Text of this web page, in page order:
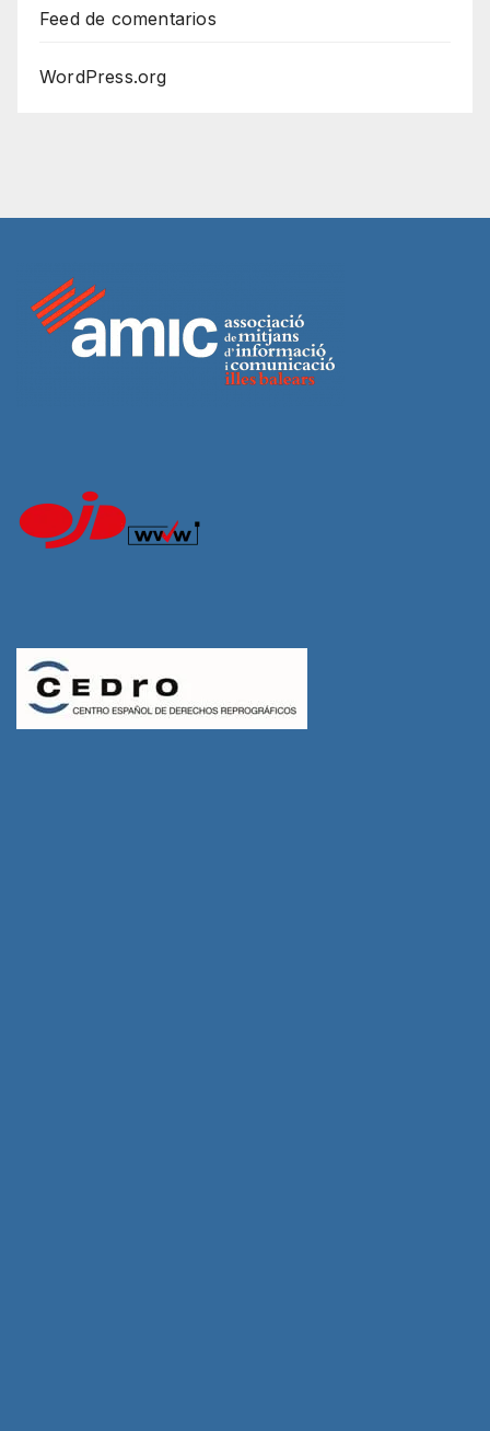
Feed de comentarios
WordPress.org